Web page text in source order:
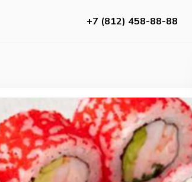
+7 (812) 458-88-88